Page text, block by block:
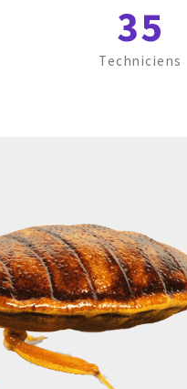
35
Techniciens